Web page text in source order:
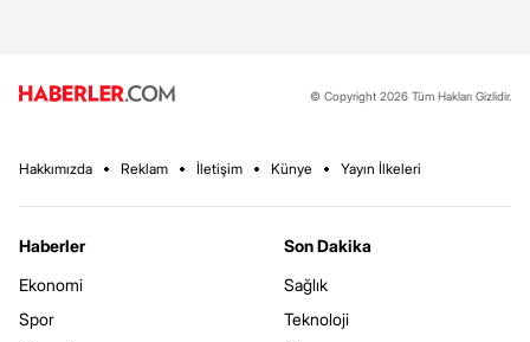
© Copyright 2026 Tüm Hakları Gizlidir.
Hakkımızda Reklam İletişim Künye Yayın İlkeleri
Haberler
Ekonomi
Spor
Son Dakika
Sağlık
Teknoloji